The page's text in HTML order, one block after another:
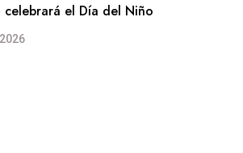
el Día del Niño